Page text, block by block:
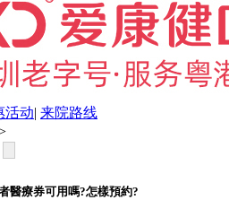
活动| 来院路线
醫療券可用嗎?怎樣預約?